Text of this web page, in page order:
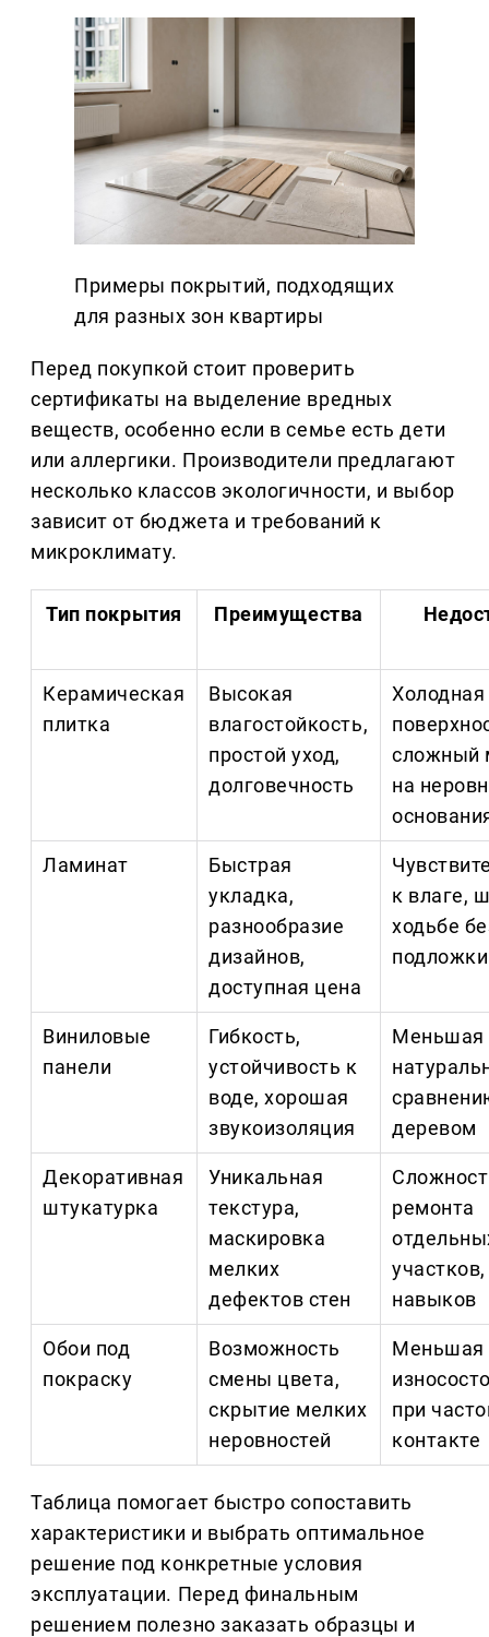
Примеры покрытий, подходящих
для разных зон квартиры
Перед покупкой стоит проверить
сертификаты на выделение вредных
веществ, особенно если в семье есть дети
или аллергики. Производители предлагают
несколько классов экологичности, и выбор
зависит от бюджета и требований к
микроклимату.
Тип покрытия Преимущества
Керамическая
плитка
Высокая
влагостойкость,
простой уход,
долговечность
Холодная
сложный
на
Ламинат
Быстрая
укладка,
разнообразие
дизайнов,
доступная цена
к влаге,
ходьбе
подложки
Виниловые
панели
Гибкость,
устойчивость к
воде, хорошая
звукоизоляция
Меньшая
деревом
Декоративная
штукатурка
Уникальная
текстура,
маскировка
мелких
дефектов стен
ремонта
навыков
Обои под
покраску
Возможность
смены цвета,
скрытие мелких
неровностей
Меньшая
при
контакте
Таблица помогает быстро сопоставить
характеристики и выбрать оптимальное
решение под конкретные условия
эксплуатации. Перед финальным
решением полезно заказать образцы и